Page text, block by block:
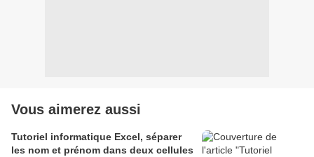
Vous aimerez aussi
Tutoriel informatique Excel, séparer
les nom et prénom dans deux cellules